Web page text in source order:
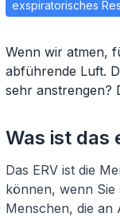
exspiratorisches
Wenn wir atmen,
abführende Luft.
sehr anstrengen?
Was ist das
Das ERV ist die
können, wenn Sie
Menschen, die an